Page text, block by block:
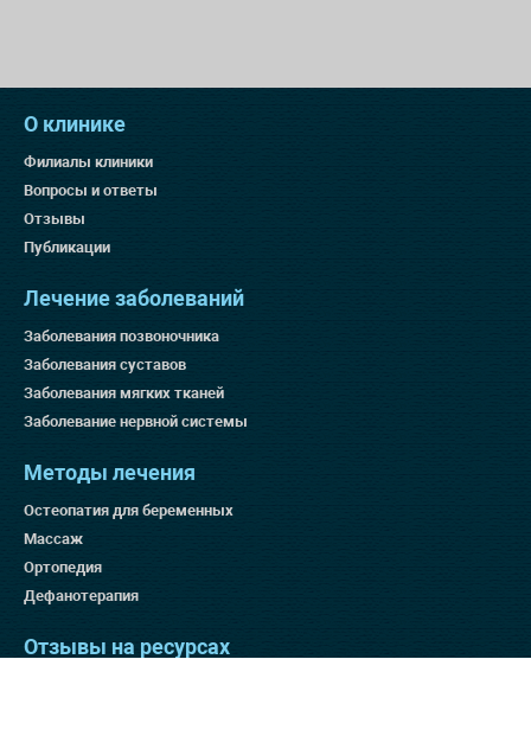
О клинике
Филиалы клиники
Вопросы и ответы
Отзывы
Публикации
Лечение заболеваний
Заболевания позвоночника
Заболевания суставов
Заболевания мягких тканей
Заболевание нервной системы
Методы лечения
Остеопатия для беременных
Массаж
Ортопедия
Дефанотерапия
Отзывы на ресурсах